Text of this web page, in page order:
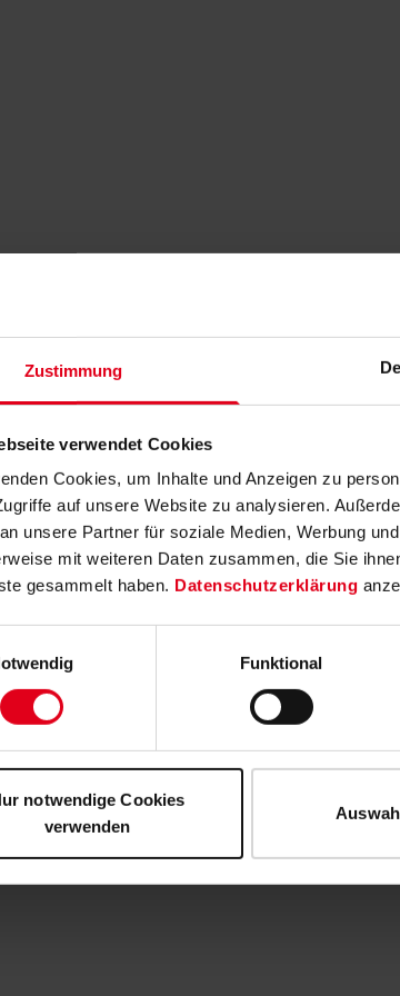
Zustimmung
verwendet Cookies
Cookies, um Inhalte und Anzeigen zu
auf unsere Website zu analysieren.
unsere Partner für soziale Medien, Werbung
mit weiteren Daten zusammen, die Sie
gesammelt haben. Datenschutzerklärung
Funktional
notwendige Cookies
verwenden